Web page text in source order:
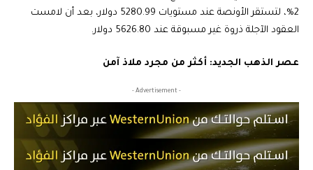
2%، لتستقر الأونصة عند مستويات 5280.99 دولار، بعد أن لامست
العقود الآجلة ذروة غير مسبوقة عند 5626.80 دولار.
عصر الذهب الجديد: أكثر من مجرد ملاذ آمن
- Advertisement -